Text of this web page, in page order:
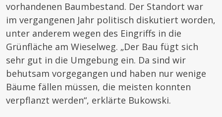
vorhandenen Baumbestand. Der Standort war
im vergangenen Jahr politisch diskutiert worden,
unter anderem wegen des Eingriffs in die
Grünfläche am Wieselweg. „Der Bau fügt sich
sehr gut in die Umgebung ein. Da sind wir
behutsam vorgegangen und haben nur wenige
Bäume fällen müssen, die meisten konnten
verpflanzt werden“, erklärte Bukowski.